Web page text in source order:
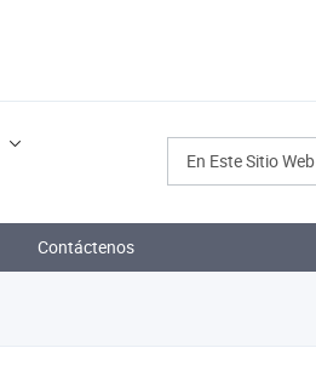
En Este Sitio Web
Contáctenos